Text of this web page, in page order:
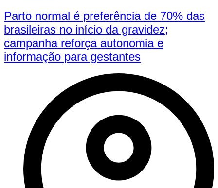
Parto normal é preferência de 70% das
brasileiras no início da gravidez;
campanha reforça autonomia e
informação para gestantes